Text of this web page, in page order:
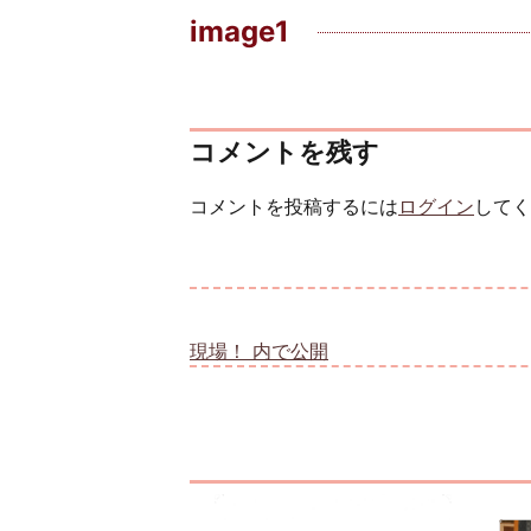
image1
コメントを残す
コメントを投稿するには ログイン して
現場！
内で公開